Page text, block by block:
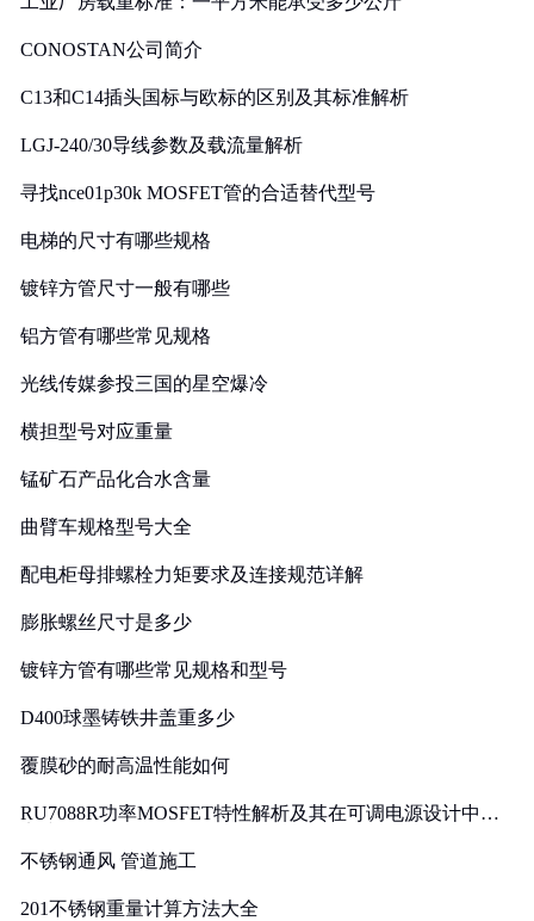
CONOSTAN公司简介
C13和C14插头国标与欧标的区别及其标准解析
LGJ-240/30导线参数及载流量解析
寻找nce01p30k MOSFET管的合适替代型号
电梯的尺寸有哪些规格
镀锌方管尺寸一般有哪些
铝方管有哪些常见规格
光线传媒参投三国的星空爆冷
横担型号对应重量
锰矿石产品化合水含量
曲臂车规格型号大全
配电柜母排螺栓力矩要求及连接规范详解
膨胀螺丝尺寸是多少
镀锌方管有哪些常见规格和型号
D400球墨铸铁井盖重多少
覆膜砂的耐高温性能如何
RU7088R功率MOSFET特性解析及其在可调电源设计中的
不锈钢通风 管道施工
201不锈钢重量计算方法大全